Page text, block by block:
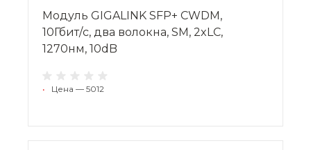
Модуль GIGALINK SFP+ CWDM,
10Гбит/c, два волокна, SM, 2xLC,
1270нм, 10dB
• Цена — 5012